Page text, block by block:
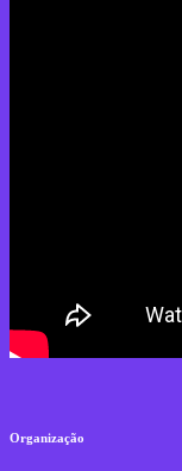
Organização